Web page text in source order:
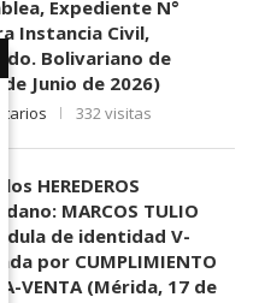
Expediente N°
Instancia Civil,
Bolivariano de
Junio de 2026)
332 visitas
los HEREDEROS
MARCOS TULIO
de identidad V-
por CUMPLIMIENTO
VENTA (Mérida, 17 de